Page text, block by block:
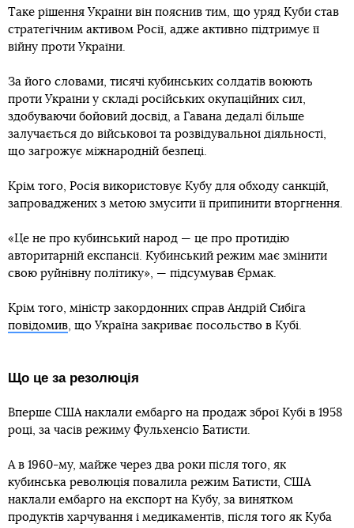
Таке рішення України він пояснив тим, що уряд Куби став
стратегічним активом Росії, адже активно підтримує її
війну проти України.
За його словами, тисячі кубинських солдатів воюють
проти України у складі російських окупаційних сил,
здобуваючи бойовий досвід, а Гавана дедалі більше
залучається до військової та розвідувальної діяльності,
що загрожує міжнародній безпеці.
Крім того, Росія використовує Кубу для обходу санкцій,
запроваджених з метою змусити її припинити вторгнення.
«Це не про кубинський народ — це про протидію
авторитарній експансії. Кубинський режим має змінити
свою руйнівну політику», — підсумував Єрмак.
Крім того, міністр закордонних справ Андрій Сибіга
повідомив, що Україна закриває посольство в Кубі.
Що це за резолюція
Вперше США наклали ембарго на продаж зброї Кубі в 1958
році, за часів режиму Фульхенсіо Батисти.
А в 1960-му, майже через два роки після того, як
кубинська революція повалила режим Батисти, США
наклали ембарго на експорт на Кубу, за винятком
продуктів харчування і медикаментів, після того як Куба